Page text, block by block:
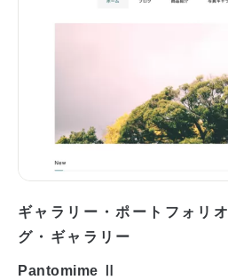
ギャラリー・ポートフォリオ
グ・ギャラリー
Pantomime Ⅱ